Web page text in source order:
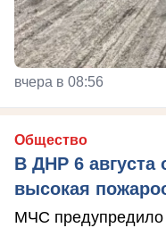
вчера в 08:56
Общество
В ДНР 6 августа
высокая
МЧС предупредило